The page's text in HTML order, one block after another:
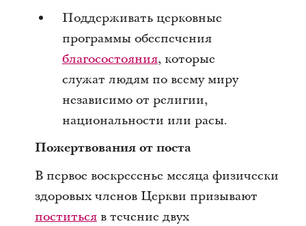
Поддерживать церковные
программы обеспечения
благосостояния, которые
служат людям по всему миру
независимо от религии,
национальности или расы.
Пожертвования от поста
В первое воскресенье месяца физически
здоровых членов Церкви призывают
поститьсяв течение двух